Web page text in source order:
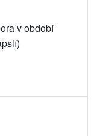
v období